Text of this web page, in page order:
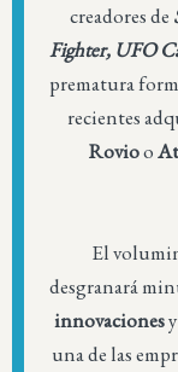
creadores de
Fighter, UFO
prematura
recientes
Rovioo
El
desgranará
innovaciones
una de las